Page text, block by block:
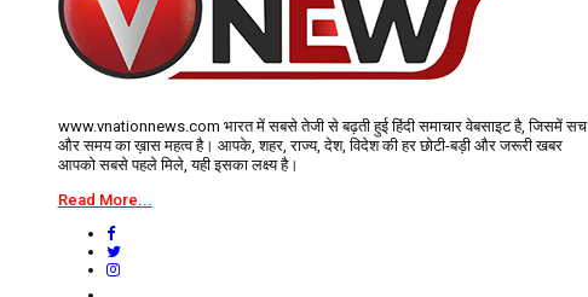
www.vnationnews.com भारत में सबसे तेजी से बढ़ती हुई हिंदी समाचार वेबसाइट है, जिसमें सच
और समय का ख़ास महत्व है। आपके, शहर, राज्य, देश, विदेश की हर छोटी-बड़ी और जरूरी खबर
आपको सबसे पहले मिले, यही इसका लक्ष्य है।
Read More...